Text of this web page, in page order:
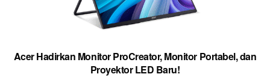
Acer Hadirkan Monitor ProCreator, Monitor Portabel, dan
Proyektor LED Baru!